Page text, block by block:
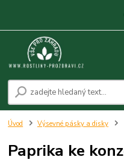
Úvod Výsevné pásky a disky
Paprika ke